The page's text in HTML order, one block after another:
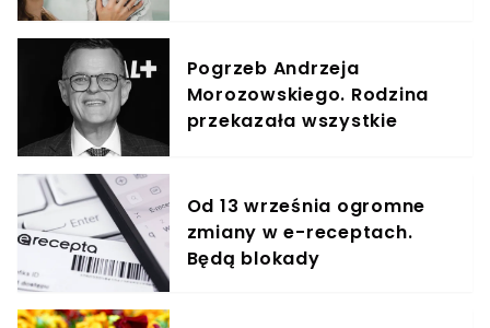
Pogrzeb Andrzeja
Morozowskiego. Rodzina
przekazała wszystkie
Od 13 września ogromne
zmiany w e-receptach.
Będą blokady